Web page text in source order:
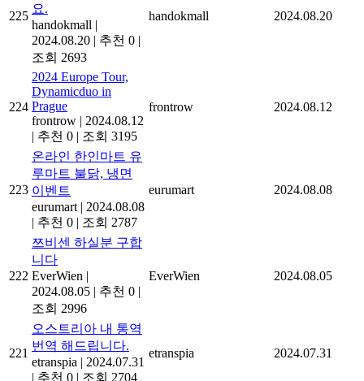
225
요.
handokmall |
2024.08.20 | 추천 0 |
조회 2693
handokmall 2024.08.20
224
2024 Europe Tour,
Dynamicduo in
Prague
frontrow | 2024.08.12
| 추천 0 | 조회 3195
frontrow 2024.08.12
223
온라인 한인마트 유
루마트 불닭, 냉면
이벤트
eurumart | 2024.08.08
| 추천 0 | 조회 2787
eurumart 2024.08.08
222
쯔비센 하실분 구합
니다
EverWien |
2024.08.05 | 추천 0 |
조회 2996
EverWien 2024.08.05
221
오스트리아 내 통역
번역 해드립니다.
etranspia | 2024.07.31
| 추천 0 | 조회 2704
etranspia 2024.07.31